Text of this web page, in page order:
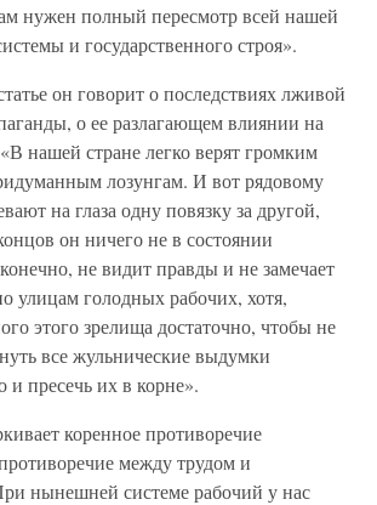
нужен полный пересмотр всей нашей
и государственного строя».
он говорит о последствиях лживой
о ее разлагающем влиянии на
нашей стране легко верят громким
лозунгам. И вот рядовому
на глаза одну повязку за другой,
он ничего не в состоянии
не видит правды и не замечает
голодных рабочих, хотя,
этого зрелища достаточно, чтобы не
все жульнические выдумки
и пресечь их в корне».
коренное противоречие
между трудом и
нынешней системе рабочий у нас